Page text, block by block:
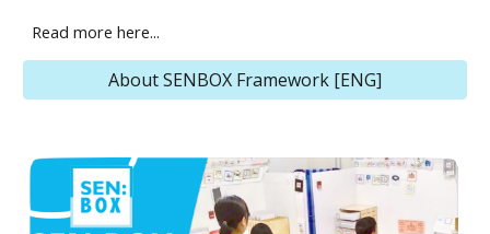
Read more here...
About SENBOX Framework [ENG]